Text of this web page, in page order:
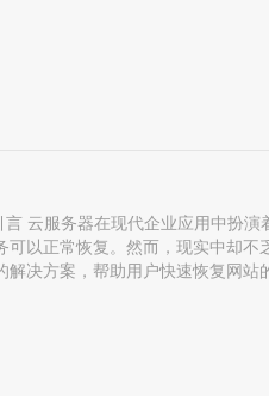
云服务器在现代企业应用中扮
以正常恢复。然而，现实中却
决方案，帮助用户快速恢复网